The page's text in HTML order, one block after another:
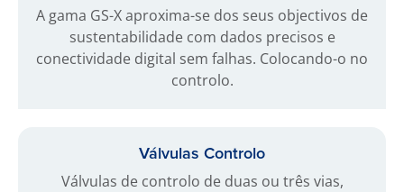
A gama GS-X aproxima-se dos seus objectivos de
sustentabilidade com dados precisos e
conectividade digital sem falhas. Colocando-o no
controlo.
Válvulas Controlo
Válvulas de controlo de duas ou três vias,